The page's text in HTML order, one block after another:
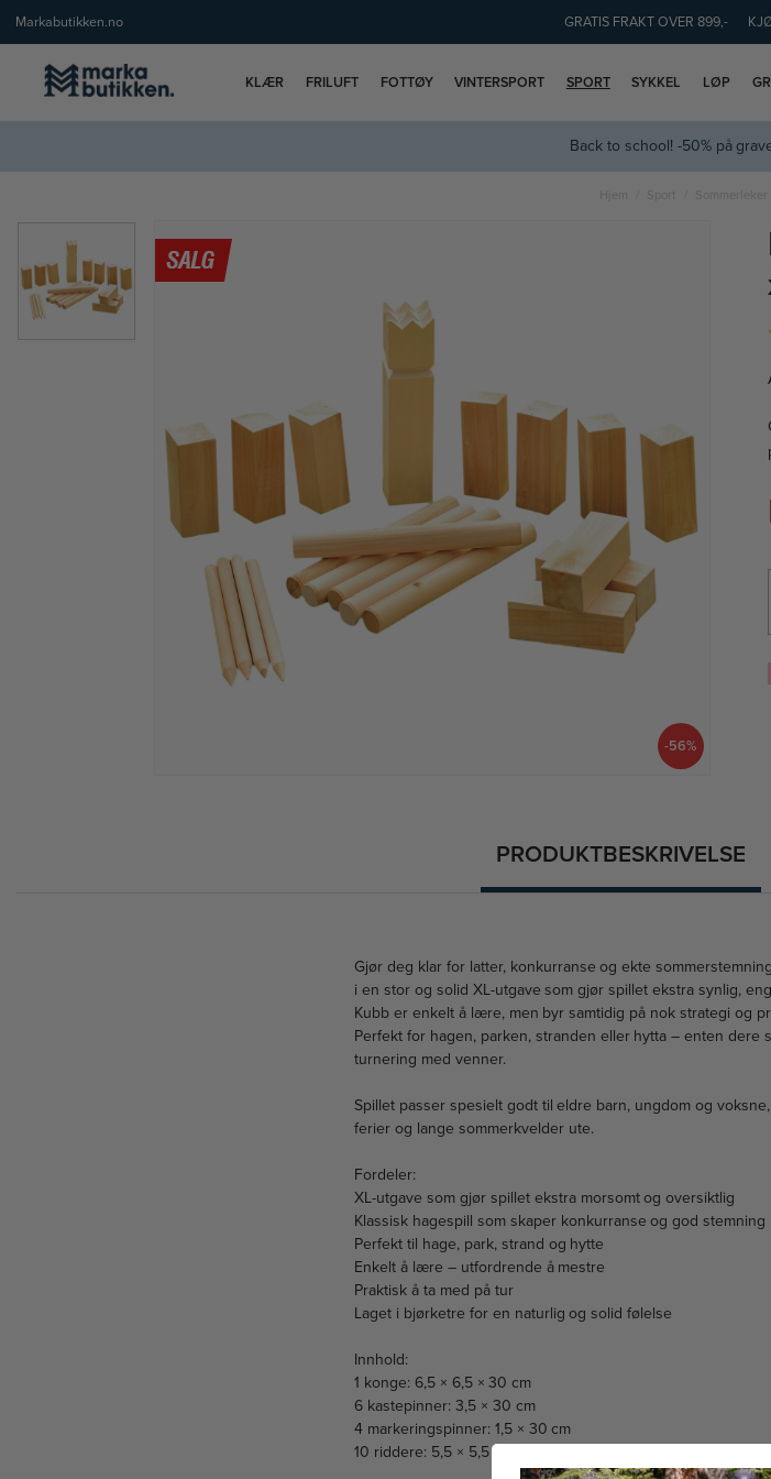
Markabutikken.no GRATIS FRAKT OVER 899,-
KLÆR FRILUFT FOTTØY VINTERSPORT SPORT SYKKEL LØP
Back to school! -50% på
Hjem Sommerleker
-56%
PRODUKTBESKRIVELSE
Gjør deg klar for latter, konkurranse og ekte
i en stor og solid XL-utgave som gjør spillet ekstra synlig,
Kubb er enkelt å lære, men byr samtidig på nok strategi og
Perfekt for hagen, parken, stranden eller hytta – enten dere
turnering med venner.
Spillet passer spesielt godt til eldre barn, ungdom og
ferier og lange sommerkvelder ute.
Fordeler:
XL-utgave som gjør spillet ekstra morsomt og oversiktlig
Klassisk hagespill som skaper konkurranse og god stemning
Perfekt til hage, park, strand og hytte
Enkelt å lære – utfordrende å mestre
Praktisk å ta med på tur
Laget i bjørketre for en naturlig og solid følelse
Innhold:
1 konge: 6,5 × 6,5 × 30 cm
6 kastepinner: 3,5 × 30 cm
4 markeringspinner: 1,5 × 30 cm
10 riddere: 5,5 × 5,5 × 15 cm